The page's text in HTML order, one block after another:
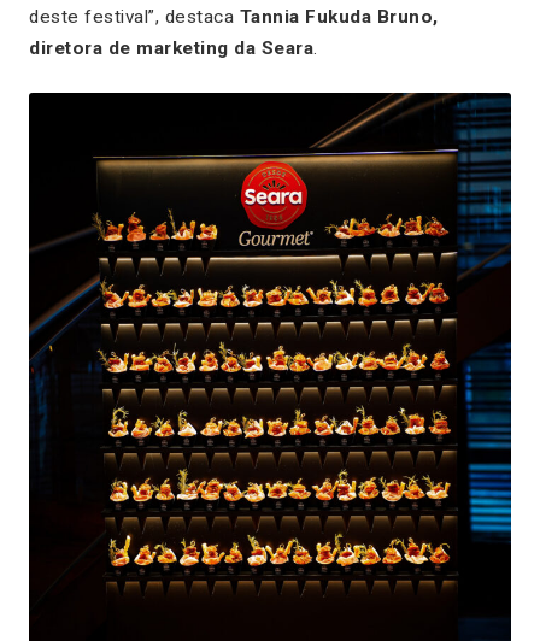
deste festival”, destaca Tannia Fukuda Bruno,
diretora de marketing da Seara.